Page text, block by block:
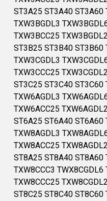
ST3A25 ST3A40 ST3A60
TXW3BGDL3
TXW3BCC25
ST3B25 ST3B40 ST3B60
TXW3CGDL3
TXW3CCC25
ST3C25 ST3C40 ST3C60
TXW6AGDL3
TXW6ACC25
ST6A25 ST6A40 ST6A60
TXW8AGDL3
TXW8ACC25
ST8A25 ST8A40 ST8A60
TXW8CCC3
TXW8CCC25
ST8C25 ST8C40 ST8C60